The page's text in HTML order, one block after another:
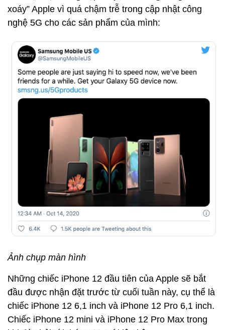
xoáy” Apple vì quá chậm trễ trong cập nhật công
nghệ 5G cho các sản phẩm của mình:
Ảnh chụp màn hình
Những chiếc iPhone 12 đầu tiên của Apple sẽ bắt
đầu được nhận đặt trước từ cuối tuần này, cụ thể là
chiếc iPhone 12 6,1 inch và iPhone 12 Pro 6,1 inch.
Chiếc iPhone 12 mini và iPhone 12 Pro Max trong